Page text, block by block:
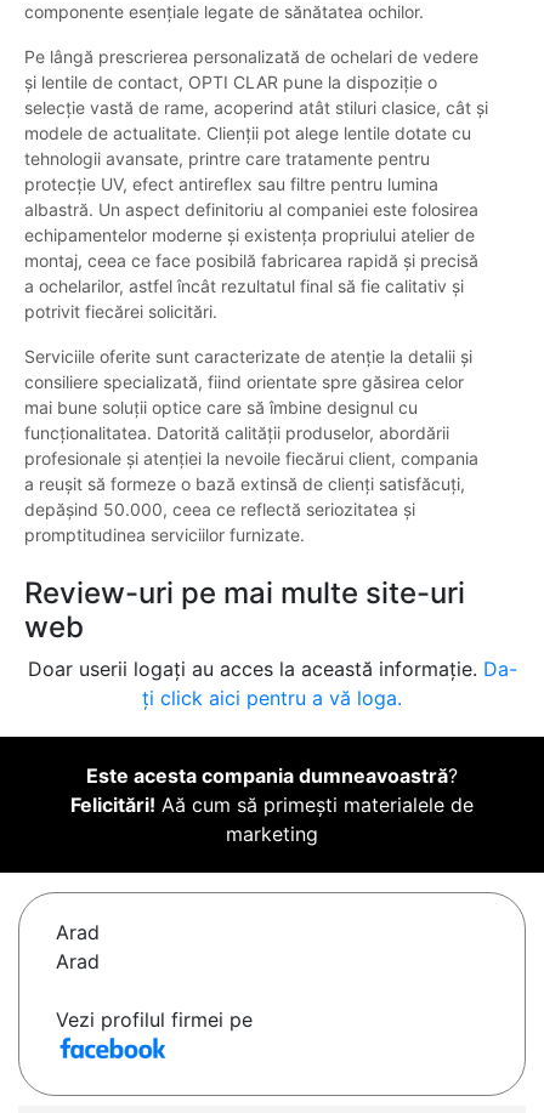
componente esențiale legate de sănătatea ochilor.
Pe lângă prescrierea personalizată de ochelari de vedere
și lentile de contact, OPTI CLAR pune la dispoziție o
selecție vastă de rame, acoperind atât stiluri clasice, cât și
modele de actualitate. Clienții pot alege lentile dotate cu
tehnologii avansate, printre care tratamente pentru
protecție UV, efect antireflex sau filtre pentru lumina
albastră. Un aspect definitoriu al companiei este folosirea
echipamentelor moderne și existența propriului atelier de
montaj, ceea ce face posibilă fabricarea rapidă și precisă
a ochelarilor, astfel încât rezultatul final să fie calitativ și
potrivit fiecărei solicitări.
Serviciile oferite sunt caracterizate de atenție la detalii și
consiliere specializată, fiind orientate spre găsirea celor
mai bune soluții optice care să îmbine designul cu
funcționalitatea. Datorită calității produselor, abordării
profesionale și atenției la nevoile fiecărui client, compania
a reușit să formeze o bază extinsă de clienți satisfăcuți,
depășind 50.000, ceea ce reflectă seriozitatea și
promptitudinea serviciilor furnizate.
Review-uri pe mai multe site-uri
web
Doar userii logați au acces la această informație. Da-
ți click aici pentru a vă loga.
Este acesta compania dumneavoastră?
Felicitări! Aă cum să primești materialele de
marketing
Arad
Arad
Vezi profilul firmei pe